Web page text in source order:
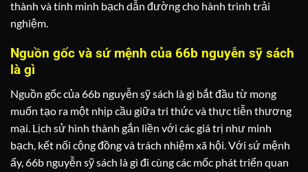
thành và tính minh bạch dẫn đường cho hành trình trải
nghiệm.
Nguồn gốc và sứ mệnh của 66b nguyễn sỹ sách
là gì
Nguồn gốc của 66b nguyễn sỹ sách là gì bắt đầu từ mong
muốn tạo ra một nhịp cầu giữa tri thức và thực tiễn thương
mại. Lịch sử hình thành gắn liền với các giá trị như minh
bạch, kết nối cộng đồng và trách nhiệm xã hội. Với sứ mệnh
ấy, 66b nguyễn sỹ sách là gì đi cùng các mốc phát triển quan